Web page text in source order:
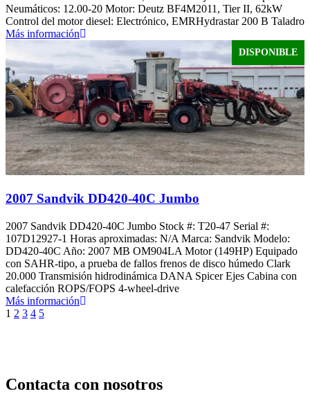
Neumáticos: 12.00-20 Motor: Deutz BF4M2011, Tier II, 62kW
Control del motor diesel: Electrónico, EMRHydrastar 200 B Taladro
Más información
DISPONIBLE
2007 Sandvik DD420-40C Jumbo
2007 Sandvik DD420-40C Jumbo Stock #: T20-47 Serial #:
107D12927-1 Horas aproximadas: N/A Marca: Sandvik Modelo:
DD420-40C Año: 2007 MB OM904LA Motor (149HP) Equipado
con SAHR-tipo, a prueba de fallos frenos de disco húmedo Clark
20.000 Transmisión hidrodinámica DANA Spicer Ejes Cabina con
calefacción ROPS/FOPS 4-wheel-drive
Más información
1 2 3 4 5
Contacta con nosotros